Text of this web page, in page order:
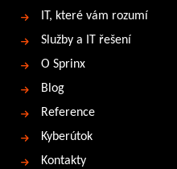
IT, které vám rozumí
Služby a IT řešení
O Sprinx
Blog
Reference
Kyberútok
Kontakty